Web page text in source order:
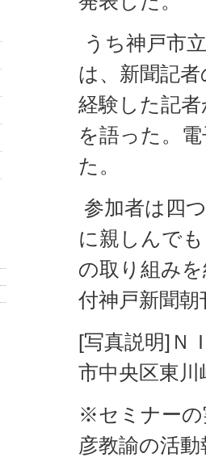
うち神戸市
は、新聞記
経験した記
を語った。
た。
参加者は四
に親しんで
の取り組み
付神戸新聞
[写真説明]Ｎ
市中央区東川
※セミナーの
彦教諭の活